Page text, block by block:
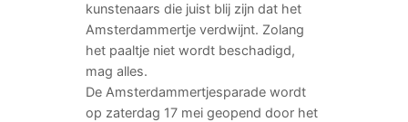
kunstenaars die juist blij zijn dat het
Amsterdammertje verdwijnt. Zolang
het paaltje niet wordt beschadigd,
mag alles.
De Amsterdammertjesparade wordt
op zaterdag 17 mei geopend door het